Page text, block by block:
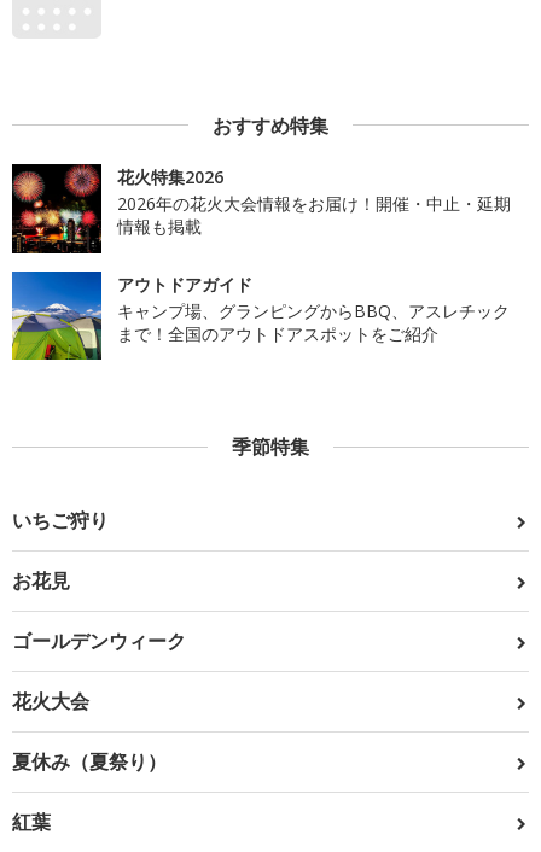
おすすめ特集
花火特集2026
2026年の花火大会情報をお届け！開催・中止・延期
情報も掲載
アウトドアガイド
キャンプ場、グランピングからBBQ、アスレチック
まで！全国のアウトドアスポットをご紹介
季節特集
いちご狩り
お花見
ゴールデンウィーク
花火大会
夏休み（夏祭り）
紅葉